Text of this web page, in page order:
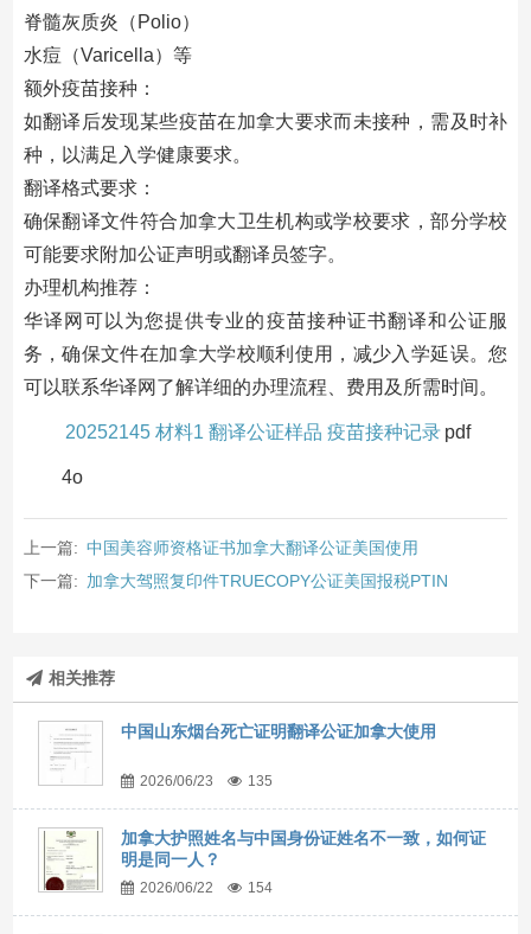
脊髓灰质炎（Polio）
水痘（Varicella）等
额外疫苗接种：
如翻译后发现某些疫苗在加拿大要求而未接种，需及时补
种，以满足入学健康要求。
翻译格式要求：
确保翻译文件符合加拿大卫生机构或学校要求，部分学校
可能要求附加公证声明或翻译员签字。
办理机构推荐：
华译网可以为您提供专业的疫苗接种证书翻译和公证服
务，确保文件在加拿大学校顺利使用，减少入学延误。您
可以联系华译网了解详细的办理流程、费用及所需时间。
20252145 材料1 翻译公证样品 疫苗接种记录 pdf
4o
上一篇: 中国美容师资格证书加拿大翻译公证美国使用
下一篇: 加拿大驾照复印件TRUECOPY公证美国报税PTIN
相关推荐
中国山东烟台死亡证明翻译公证加拿大使用
2026/06/23 135
加拿大护照姓名与中国身份证姓名不一致，如何证
明是同一人？
2026/06/22 154